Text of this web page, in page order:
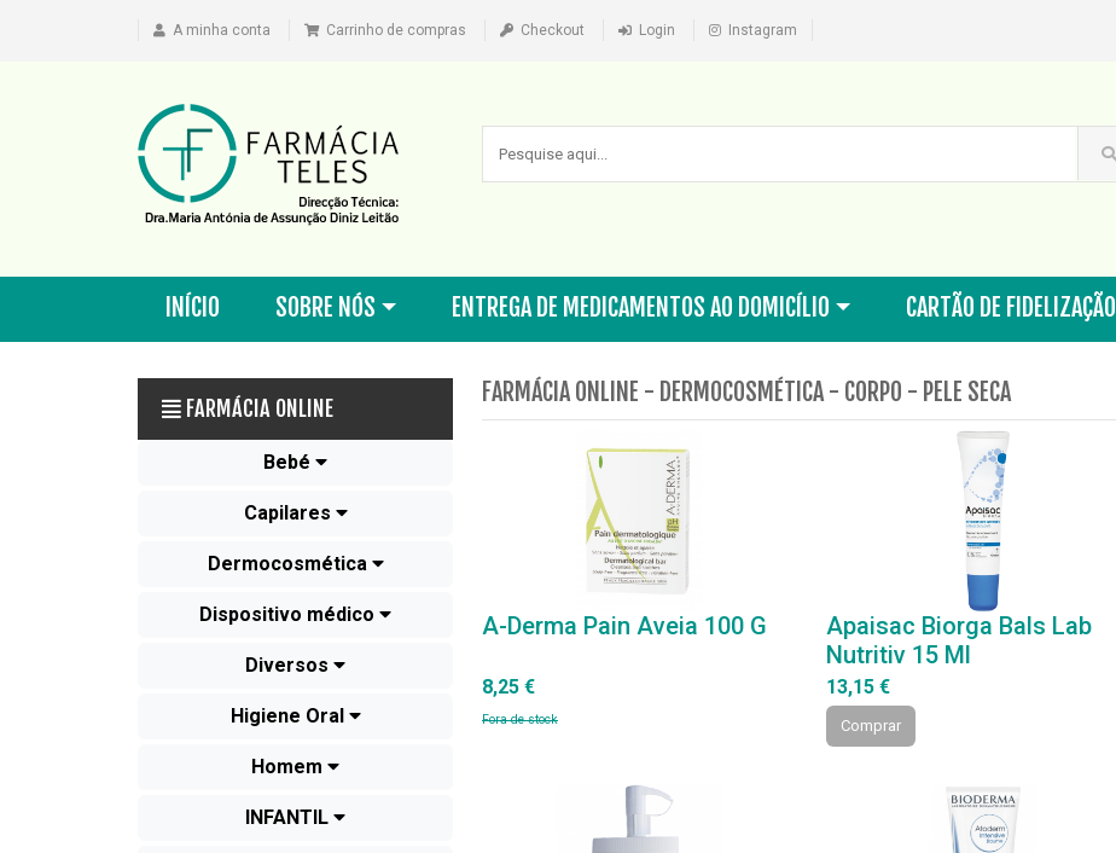
A minha conta Carrinho de compras Checkout Login Instagram
INÍCIO SOBRE NÓS ENTREGA DE MEDICAMENTOS AO DOMICÍLIO CARTÃO DE FIDELIZAÇÃO
FARMÁCIA ONLINE
Bebé
Capilares
Dermocosmética
Dispositivo médico
Diversos
Higiene Oral
Homem
INFANTIL
FARMÁCIA ONLINE - DERMOCOSMÉTICA - CORPO - PELE SECA
A-Derma Pain Aveia 100 G
8,25 €
Fora de stock
Apaisac Biorga Bals Lab
Nutritiv 15 Ml
13,15 €
Comprar